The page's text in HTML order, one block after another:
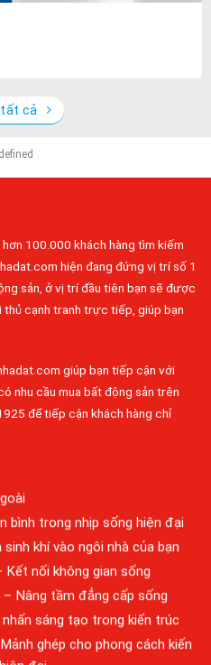
cả
100.000 khách hàng tìm kiếm
hiện đang đứng vị trí số 1
sản, ở vị trí đầu tiên bạn sẽ được
cạnh tranh trực tiếp, giúp bạn
giúp bạn tiếp cận với
nhu cầu mua bất động sản trên
để tiếp cận khách hàng chỉ
– Tối ưu màu sắc Kiến Trúc
ngang giữa thời tiết khắc
bình trong nhịp sống hiện đại
khí vào ngôi nhà của bạn
nối không gian sống
Nâng tầm đẳng cấp sống
sáng tạo trong kiến trúc
ghép cho phong cách kiến
đại